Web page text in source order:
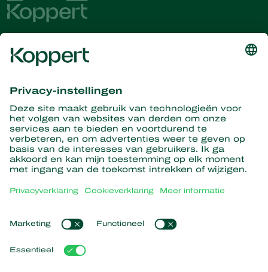
Ontvang het laatste nieuws en
informatie
Hier aanmelden
Partners with Nature
Roofmijten
Roofinsecten
Nuttige nematoden
Nuttige micro-organismen
Gewasbescherming
Nieuws en informatie
Duurzaamheid
Werken bij Koppert
Populaire links
Ervaringen van klanten